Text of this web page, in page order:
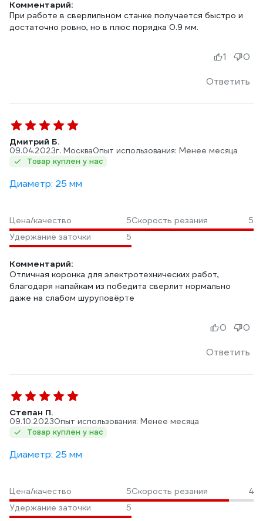
Комментарий:
При работе в сверлильном станке получается быстро и
достаточно ровно, но в плюс порядка 0.9 мм.
Ответить
1 0
Дмитрий Б.
09.04.2023г. МоскваОпыт использования: Менее месяца
Товар куплен у нас
Диаметр: 25 мм
Цена/качество 5Скорость резания
5
Удержание заточки
5
Комментарий:
Отличная коронка для электротехнических работ,
благодаря напайкам из победита сверлит нормально
даже на слабом шуруповёрте
Ответить
0 0
Степан П.
09.10.2023Опыт использования: Менее месяца
Товар куплен у нас
Диаметр: 25 мм
Цена/качество 5Скорость резания
4
Удержание заточки
5